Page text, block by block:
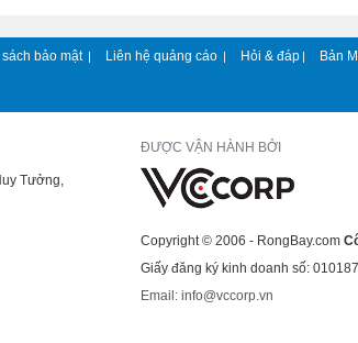
bảo mật | Liên hệ quảng cáo | Hỏi & đáp | Bản
Tưởng,
ĐƯỢC VẬN HÀNH BỞI
Copyright © 2006 - RongBay.com
Giấy đăng ký kinh doanh số:
Email: info@vccorp.vn